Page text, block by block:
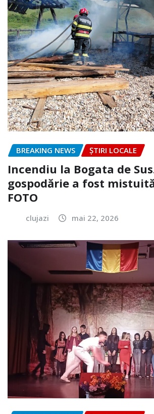
BREAKING NEWS ȘTIRI LOCALE
Incendiu la Bogata de
gospodărie a fost
FOTO
clujazi mai 22, 2026